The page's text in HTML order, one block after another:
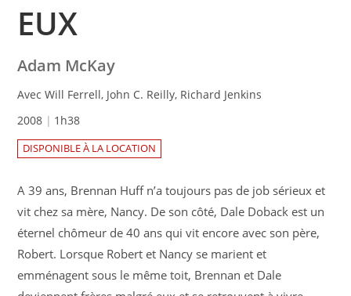
EUX
Adam McKay
Avec Will Ferrell, John C. Reilly, Richard Jenkins
2008
1h38
DISPONIBLE À LA LOCATION
A 39 ans, Brennan Huff n’a toujours pas de job sérieux et
vit chez sa mère, Nancy. De son côté, Dale Doback est un
éternel chômeur de 40 ans qui vit encore avec son père,
Robert. Lorsque Robert et Nancy se marient et
emménagent sous le même toit, Brennan et Dale